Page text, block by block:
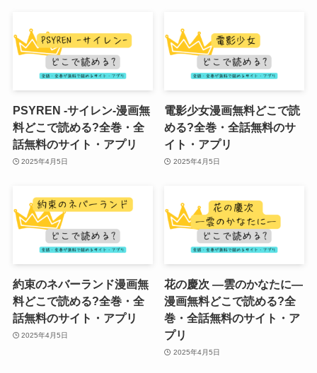
PSYREN -サイレン-漫画無
料どこで読める?全巻・全
話無料のサイト・アプリ
2025年4月5日
電影少女漫画無料どこで読
める?全巻・全話無料のサ
イト・アプリ
2025年4月5日
約束のネバーランド漫画無
料どこで読める?全巻・全
話無料のサイト・アプリ
2025年4月5日
花の慶次 ―雲のかなたに―
漫画無料どこで読める?全
巻・全話無料のサイト・ア
プリ
2025年4月5日